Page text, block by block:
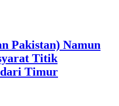
Pakistan) Namun
Titik
Timur